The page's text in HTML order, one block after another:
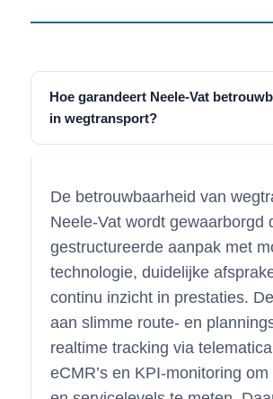
Hoe garandeert Neele-Vat
in wegtransport?
De betrouwbaarheid van
Neele-Vat wordt gewaarborgd
gestructureerde aanpak met
technologie, duidelijke
continu inzicht in prestaties.
aan slimme route- en
realtime tracking via
eCMR’s en KPI-monitoring